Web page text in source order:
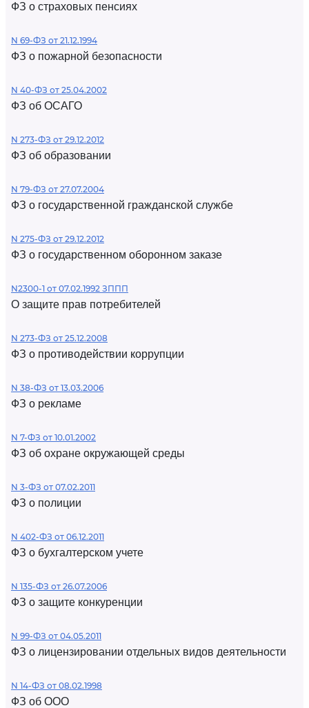
ФЗ о страховых пенсиях
N 69-ФЗ от 21.12.1994
ФЗ о пожарной безопасности
N 40-ФЗ от 25.04.2002
ФЗ об ОСАГО
N 273-ФЗ от 29.12.2012
ФЗ об образовании
N 79-ФЗ от 27.07.2004
ФЗ о государственной гражданской службе
N 275-ФЗ от 29.12.2012
ФЗ о государственном оборонном заказе
N2300-1 от 07.02.1992 ЗППП
О защите прав потребителей
N 273-ФЗ от 25.12.2008
ФЗ о противодействии коррупции
N 38-ФЗ от 13.03.2006
ФЗ о рекламе
N 7-ФЗ от 10.01.2002
ФЗ об охране окружающей среды
N 3-ФЗ от 07.02.2011
ФЗ о полиции
N 402-ФЗ от 06.12.2011
ФЗ о бухгалтерском учете
N 135-ФЗ от 26.07.2006
ФЗ о защите конкуренции
N 99-ФЗ от 04.05.2011
ФЗ о лицензировании отдельных видов деятельности
N 14-ФЗ от 08.02.1998
ФЗ об ООО